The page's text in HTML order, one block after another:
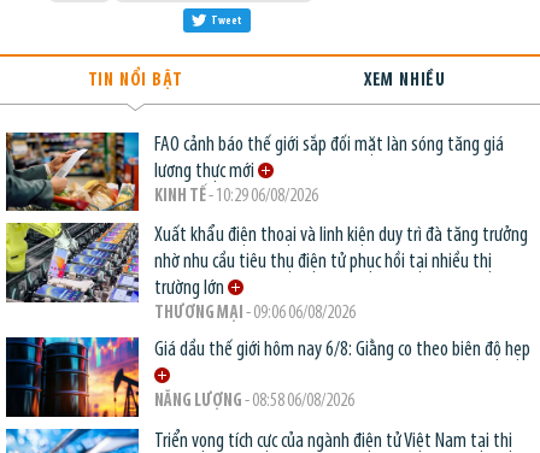
Tweet
TIN NỔI BẬT XEM NHIỀU
FAO cảnh báo thế giới sắp đối mặt làn sóng tăng giá
lương thực mới
KINH TẾ- 10:29 06/08/2026
Xuất khẩu điện thoại và linh kiện duy trì đà tăng trưởng
nhờ nhu cầu tiêu thụ điện tử phục hồi tại nhiều thị
trường lớn
THƯƠNG MẠI - 09:06 06/08/2026
Giá dầu thế giới hôm nay 6/8: Giằng co theo biên độ hẹp
NĂNG LƯỢNG - 08:58 06/08/2026
Triển vọng tích cực của ngành điện tử Việt Nam tại thị